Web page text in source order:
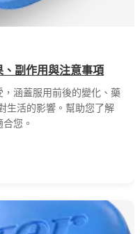
副作用與注意事項
涵蓋服用前後的變化、藥
生活的影響。幫助您了解
您。